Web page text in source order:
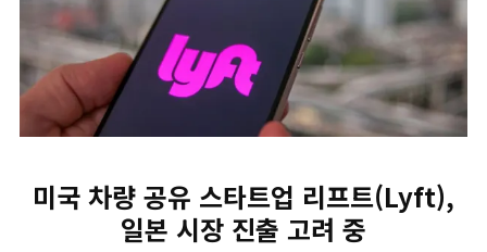
미국 차량 공유 스타트업 리프트(Lyft),
일본 시장 진출 고려 중